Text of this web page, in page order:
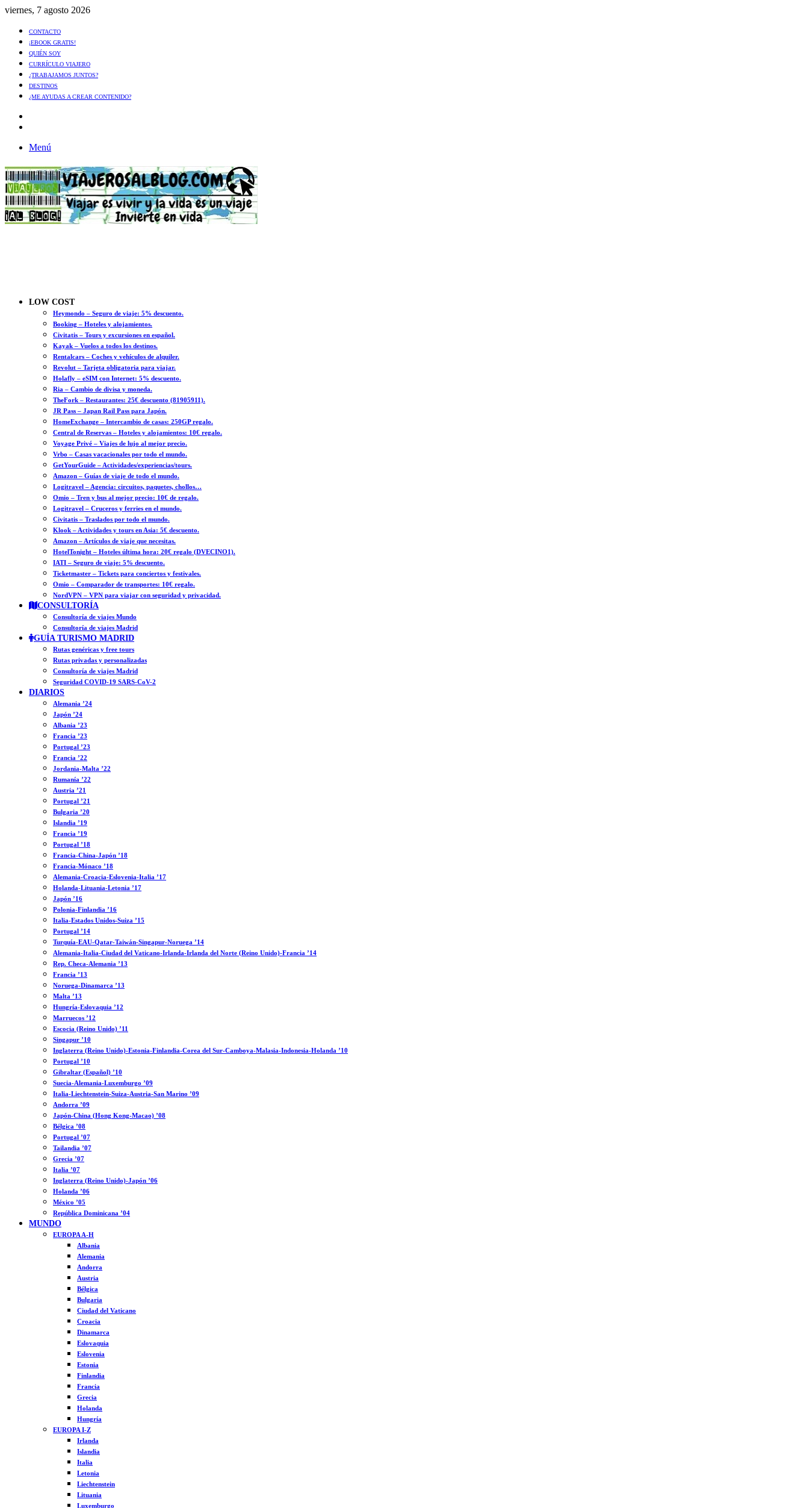
viernes, 7 agosto 2026
CONTACTO
¡EBOOK GRATIS!
QUIÉN SOY
CURRÍCULO VIAJERO
¿TRABAJAMOS JUNTOS?
DESTINOS
¿ME AYUDAS A CREAR CONTENIDO?
Menú
LOW COST
Heymondo – Seguro de viaje: 5% descuento.
Booking – Hoteles y alojamientos.
Civitatis – Tours y excursiones en español.
Kayak – Vuelos a todos los destinos.
Rentalcars – Coches y vehículos de alquiler.
Revolut – Tarjeta obligatoria para viajar.
Holafly – eSIM con Internet: 5% descuento.
Ria – Cambio de divisa y moneda.
TheFork – Restaurantes: 25€ descuento (81905911).
JR Pass – Japan Rail Pass para Japón.
HomeExchange – Intercambio de casas: 250GP regalo.
Central de Reservas – Hoteles y alojamientos: 10€ regalo.
Voyage Privé – Viajes de lujo al mejor precio.
Vrbo – Casas vacacionales por todo el mundo.
GetYourGuide – Actividades/experiencias/tours.
Amazon – Guías de viaje de todo el mundo.
Logitravel – Agencia: circuitos, paquetes, chollos…
Omio – Tren y bus al mejor precio: 10€ de regalo.
Logitravel – Cruceros y ferries en el mundo.
Civitatis – Traslados por todo el mundo.
Klook – Actividades y tours en Asia: 5€ descuento.
Amazon – Artículos de viaje que necesitas.
HotelTonight – Hoteles última hora: 20€ regalo (DVECINO1).
IATI – Seguro de viaje: 5% descuento.
Ticketmaster – Tickets para conciertos y festivales.
Omio – Comparador de transportes: 10€ regalo.
NordVPN – VPN para viajar con seguridad y privacidad.
CONSULTORÍA
Consultoría de viajes Mundo
Consultoría de viajes Madrid
GUÍA TURISMO MADRID
Rutas genéricas y free tours
Rutas privadas y personalizadas
Consultoría de viajes Madrid
Seguridad COVID-19 SARS-CoV-2
DIARIOS
Alemania ’24
Japón ’24
Albania ’23
Francia ’23
Portugal ’23
Francia ’22
Jordania-Malta ’22
Rumanía ’22
Austria ’21
Portugal ’21
Bulgaria ’20
Islandia ’19
Francia ’19
Portugal ’18
Francia-China-Japón ’18
Francia-Mónaco ’18
Alemania-Croacia-Eslovenia-Italia ’17
Holanda-Lituania-Letonia ’17
Japón ’16
Polonia-Finlandia ’16
Italia-Estados Unidos-Suiza ’15
Portugal ’14
Turquía-EAU-Qatar-Taiwán-Singapur-Noruega ’14
Alemania-Italia-Ciudad del Vaticano-Irlanda-Irlanda del Norte (Reino Unido)-Francia ’14
Rep. Checa-Alemania ’13
Francia ’13
Noruega-Dinamarca ’13
Malta ’13
Hungría-Eslovaquia ’12
Marruecos ’12
Escocia (Reino Unido) ’11
Singapur ’10
Inglaterra (Reino Unido)-Estonia-Finlandia-Corea del Sur-Camboya-Malasia-Indonesia-Holanda ’10
Portugal ’10
Gibraltar (Español) ’10
Suecia-Alemania-Luxemburgo ’09
Italia-Liechtenstein-Suiza-Austria-San Marino ’09
Andorra ’09
Japón-China (Hong Kong-Macao) ’08
Bélgica ’08
Portugal ’07
Tailandia ’07
Grecia ’07
Italia ’07
Inglaterra (Reino Unido)-Japón ’06
Holanda ’06
México ’05
República Dominicana ’04
MUNDO
EUROPA A-H
Albania
Alemania
Andorra
Austria
Bélgica
Bulgaria
Ciudad del Vaticano
Croacia
Dinamarca
Eslovaquia
Eslovenia
Estonia
Finlandia
Francia
Grecia
Holanda
Hungría
EUROPA I-Z
Irlanda
Islandia
Italia
Letonia
Liechtenstein
Lituania
Luxemburgo